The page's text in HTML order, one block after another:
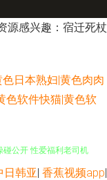
源感兴趣：宿迁死杖
日本熟妇|黄色肉肉
色软件快猫|黄色软
影小视频 WWW鎿糀V
日韩亚| 香蕉视频app|